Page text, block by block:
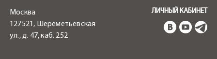
Москва
127521, Шереметьевская
ул., д. 47, каб. 252
ЛИЧНЫЙ КАБИНЕТ